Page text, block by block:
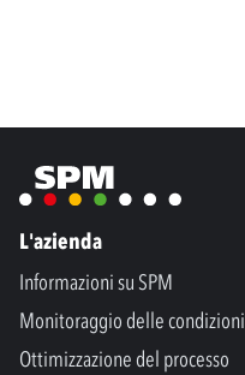
L'azienda
Informazioni su SPM
Monitoraggio delle condizioni
Ottimizzazione del processo